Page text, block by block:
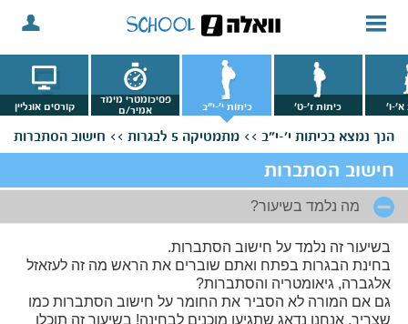
א'-ו' כיתות ז'-ט' כיתות י'-י"ב
פסיכומטרי מימד
אמיר/ם
קורסים אונליין
הנך נמצא בכיתות י'-י"ב >> מתמטיקה 5 לבגרות >> חישוב הסתברות
חישוב הסתברות
מה נלמד בשיעור?
בשיעור זה נלמד על חישוב הסתברות.
בחינת הבגרות בפתח ואתם שוברים את הראש מה זה לעזאזל
אלגברה, גיאומטריה והסתברות?
גם אם המורה לא הסביר את החומר על חישוב הסתברות כמו
שצריך, אנחנו נדאג שתגיעו מוכנים לבחינה! בשיעור זה תוכלו